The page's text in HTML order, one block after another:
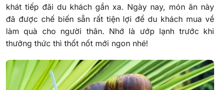
khát tiếp đãi du khách gần xa. Ngày nay, món ăn này
đã được chế biến sẵn rất tiện lợi để du khách mua về
làm quà cho người thân. Nhớ là ướp lạnh trước khi
thưởng thức thì thốt nốt mới ngon nhé!